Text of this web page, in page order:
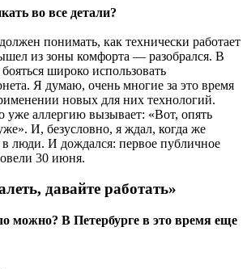
во все детали?
понимать, как технически работает
из зоны комфорта — разобрался. В
бояться широко использовать
Я думаю, очень многие за это время
новых для них технологий.
уже аллергию вызывает: «Вот, опять
И, безусловно, я ждал, когда же
люди. И дождался: первое публичное
30 июня.
давайте работать»
можно? В Петербурге в это время еще